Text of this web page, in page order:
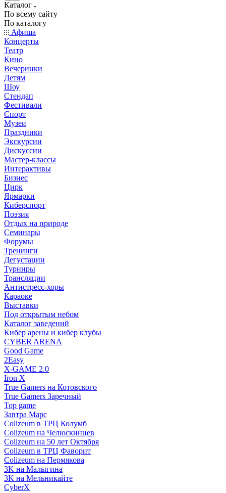
Каталог
По всему сайту
По каталогу
Афиша
Концерты
Театр
Кино
Вечеринки
Детям
Шоу
Стендап
Фестивали
Спорт
Музеи
Праздники
Экскурсии
Дискуссии
Мастер-классы
Интерактивы
Бизнес
Цирк
Ярмарки
Киберспорт
Поэзия
Отдых на природе
Семинары
Форумы
Тренинги
Дегустации
Турниры
Трансляции
Антистресс-хоры
Караоке
Выставки
Под открытым небом
Каталог заведений
Кибер арены и кибер клубы
CYBER ARENA
Good Game
2Easy
X-GAME 2.0
Iron X
True Gamers на Котовского
True Gamers Заречный
Top game
Завтра Марс
Colizeum в ТРЦ Колумб
Colizeum на Челюскинцев
Colizeum на 50 лет Октября
Colizeum в ТРЦ Фаворит
Colizeum на Пермякова
3K на Малыгина
3K на Мельникайте
CyberX